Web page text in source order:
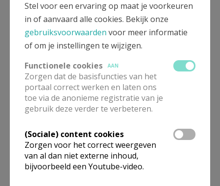
Nog tot 21 maart te bezoeken op zaterdagen tussen
10 en 16 uur en op zondagnamiddag tussen 14 en 16
uur.
Tekst: Rita Boeren
Veel dank aan de plaatselijke werkgroep (leden
werkgroep diaconie en solidariteit, leden team PE en
plaatselijke parochiekern): Lea, Patricia, Ruben,
vrijwilligers die permanenties doen tijdens de
openingsuren.
Stel voor een ervaring op maat je voorkeuren
in of aanvaard alle cookies. Bekijk onze
gebruiksvoorwaarden voor meer informatie
of om je instellingen te wijzigen.
Functionele cookies
AAN
Zorgen dat de basisfuncties van het
portaal correct werken en laten ons
toe via de anonieme registratie van je
gebruik deze verder te verbeteren.
(Sociale) content cookies
Zorgen voor het correct weergeven
van al dan niet externe inhoud,
bijvoorbeeld een Youtube-video.